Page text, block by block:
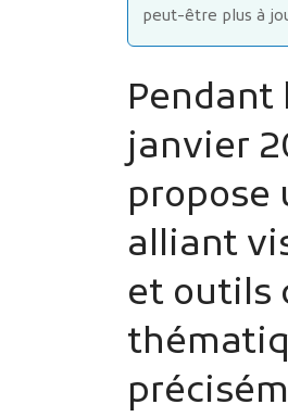
peut-être plus à
Pendant
janvier
propose
alliant
et outils